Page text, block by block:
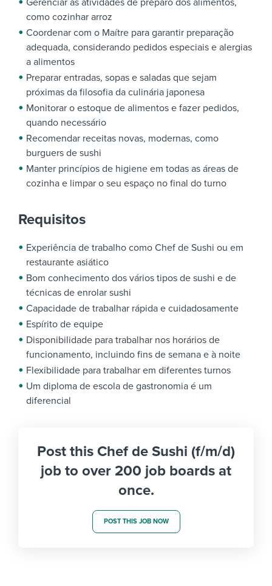
Gerenciar as atividades de preparo dos alimentos,
como cozinhar arroz
Coordenar com o Maítre para garantir preparação
adequada, considerando pedidos especiais e alergias
a alimentos
Preparar entradas, sopas e saladas que sejam
próximas da filosofia da culinária japonesa
Monitorar o estoque de alimentos e fazer pedidos,
quando necessário
Recomendar receitas novas, modernas, como
burguers de sushi
Manter princípios de higiene em todas as áreas de
cozinha e limpar o seu espaço no final do turno
Requisitos
Experiência de trabalho como Chef de Sushi ou em
restaurante asiático
Bom conhecimento dos vários tipos de sushi e de
técnicas de enrolar sushi
Capacidade de trabalhar rápida e cuidadosamente
Espírito de equipe
Disponibilidade para trabalhar nos horários de
funcionamento, incluindo fins de semana e à noite
Flexibilidade para trabalhar em diferentes turnos
Um diploma de escola de gastronomia é um
diferencial
Post this Chef de Sushi (f/m/d)
job to over 200 job boards at
once.
POST THIS JOB NOW